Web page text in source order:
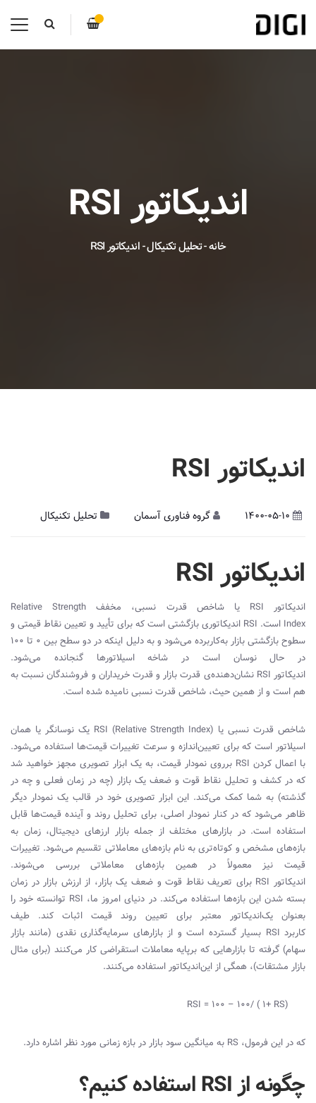
اندیکاتور RSI
خانه-تحلیل تکنیکال-اندیکاتور RSI
اندیکاتور RSI
1400-05-10 گروه فناوری آسمان تحلیل تکنیکال
اندیکاتور RSI
اندیکاتور RSI یا شاخص قدرت نسبی، مخفف Relative Strength
Index است. RSI اندیکاتوری بازگشتی است که برای تأیید و تعیین نقاط قیمتی و
سطوح بازگشتی بازار به‌کاربرده می‌شود و به دلیل اینکه در دو سطح بین ۰ تا ۱۰۰
در حال نوسان است در شاخه اسیلاتورها گنجانده می‌شود.
‌اندیکاتور RSI نشان‌دهنده‌ی قدرت بازار و قدرت خریداران و فروشندگان نسبت به
هم است و از همین حیث، شاخص قدرت نسبی نامیده شده است.
شاخص قدرت نسبی یا (RSI (Relative Strength Index یک نوسانگر یا همان
اسیلاتور است که برای تعیین‌اندازه و سرعت تغییرات قیمت‌ها استفاده می‌شود.
با اعمال کردن RSI برروی نمودار قیمت، به یک ابزار تصویری مجهز خواهید شد
که در کشف و تحلیل نقاط قوت و ضعف یک بازار (چه در زمان فعلی و چه در
گذشته) به شما کمک می‌کند. این ابزار تصویری خود در قالب یک نمودار دیگر
ظاهر می‌شود که در کنار نمودار اصلی، برای تحلیل روند و آینده قیمت‌ها قابل
استفاده است. در بازارهای مختلف از جمله بازار ارزهای دیجیتال، زمان به
بازه‌های مشخص و کوتاه‌تری به نام بازه‌های معاملاتی تقسیم می‌شود. تغییرات
قیمت نیز معمولاً در همین بازه‌های معاملاتی بررسی می‌شوند.
‌اندیکاتور RSI برای تعریف نقاط قوت و ضعف یک بازار، از ارزش بازار در زمان
بسته شدن این بازه‌ها استفاده می‌کند. در دنیای امروز ما، RSI توانسته خود را
بعنوان یک‌اندیکاتور معتبر برای تعیین روند قیمت اثبات کند. طیف
کاربرد RSI بسیار گسترده است و از بازارهای سرمایه‌گذاری نقدی (مانند بازار
سهام) گرفته تا بازارهایی که برپایه معاملات استقراضی کار می‌کنند (برای مثال
بازار مشتقات)، همگی از این‌اندیکاتور استفاده می‌کنند.
۱۰۰/ ( ۱+ RS)
که در این فرمول، RS به میانگین سود بازار در بازه زمانی مورد نظر اشاره دارد.
چگونه از RSI استفاده کنیم؟